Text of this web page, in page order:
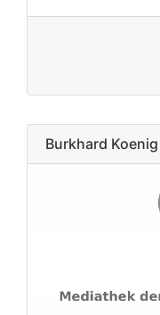
Burkhard Koenig